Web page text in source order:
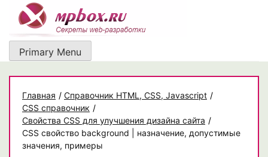
content
Primary Menu
Главная / Cправочник HTML, CSS, Javascript /
CSS справочник /
Свойства CSS для улучшения дизайна сайта /
CSS свойство background | назначение, допустимые
значения, примеры